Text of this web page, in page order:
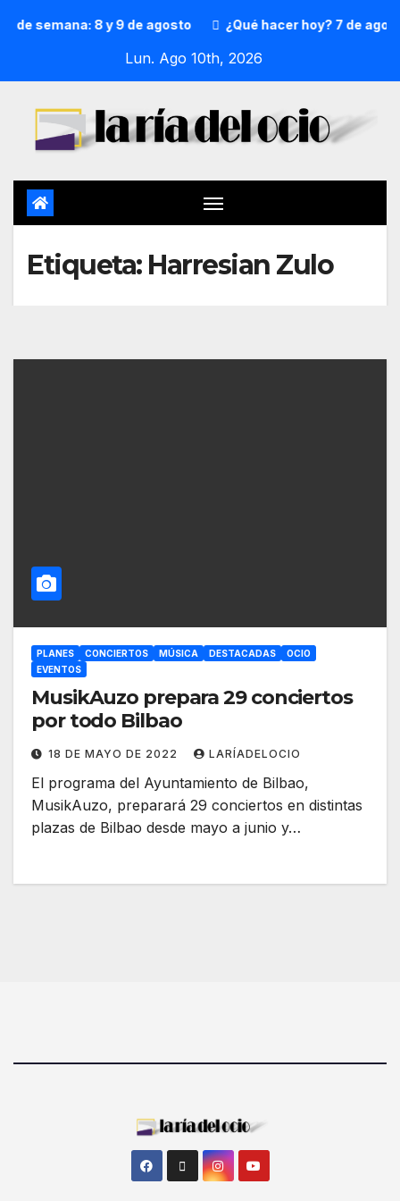
de semana: 8 y 9 de agosto ¿Qué hacer hoy? 7 de
Lun. Ago 10th, 2026
Etiqueta: Harresian Zulo
PLANES CONCIERTOS MÚSICA DESTACADAS
OCIO
EVENTOS
MusikAuzo prepara 29 conciertos
por todo Bilbao
18 DE MAYO DE 2022 LARÍADELOCIO
El programa del Ayuntamiento de Bilbao,
MusikAuzo, preparará 29 conciertos en distintas
plazas de Bilbao desde mayo a junio y…